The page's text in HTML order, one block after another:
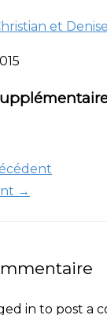
et
→
in to post a